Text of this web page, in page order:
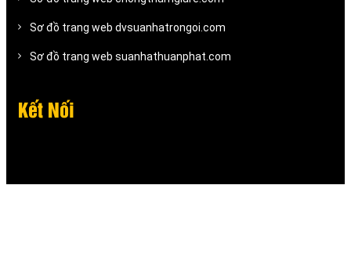
Sơ đồ trang web dvsuanhatrongoi.com
Sơ đồ trang web suanhathuanphat.com
Kết Nối